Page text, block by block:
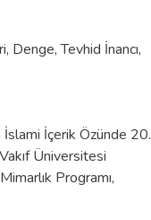
, Denge,Tevhid İnancı,
İçerik Özünde 20.
Üniversitesi
Programı,